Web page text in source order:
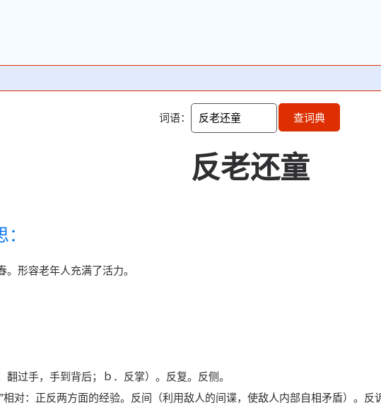
词语： 查词典
反老还童
。形容老年人充满了活力。
翻过手，手到背后；ｂ．反掌）。反复。反侧。
相对：正反两方面的经验。反间（利用敌人的间谍，使敌人内部自相矛盾）。反